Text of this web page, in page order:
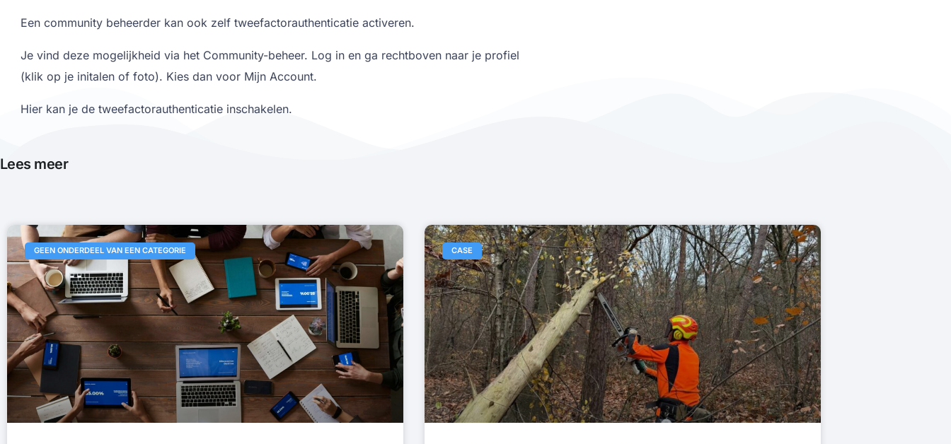
Een community beheerder kan ook zelf tweefactorauthenticatie activeren.
Je vind deze mogelijkheid via het Community-beheer. Log in en ga rechtboven naar je profiel
(klik op je initalen of foto). Kies dan voor Mijn Account.
Hier kan je de tweefactorauthenticatie inschakelen.
Lees meer
GEEN ONDERDEEL VAN EEN CATEGORIE CASE